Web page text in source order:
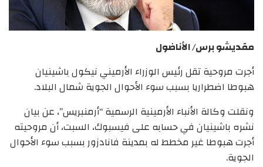
مقديشو برس/ الأناضول
أجرت مروحية تقل رئيس الوزراء الأرميني نيكول باشينيان
هبوطا اضطراريا بسبب سوء الأحوال الجوية شمال البلاد.
ونقلت وكالة الأنباء الأرمينية الرسمية “أرمنبريس”، عن بيان
نشره باشينيان في حسابه على فيسبوك، السبت، أن مروحيته
أجرت هبوطا غير مخطط له بمدينة فانادزور بسبب سوء الأحوال
الجوية.